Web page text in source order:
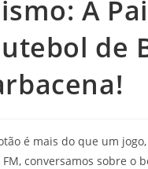
A
de
é mais do que um
conversamos sobre o